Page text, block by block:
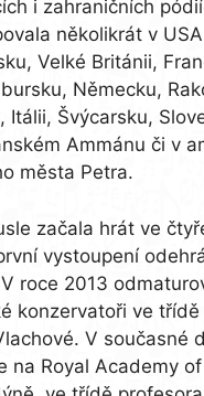
i zahraničních
několikrát v
Velké Británii,
Německu,
Itálii, Švýcarsku,
Ammánu či v
města Petra.
začala hrát ve
vystoupení
roce 2013
konzervatoři ve
V současné
na Royal Academy